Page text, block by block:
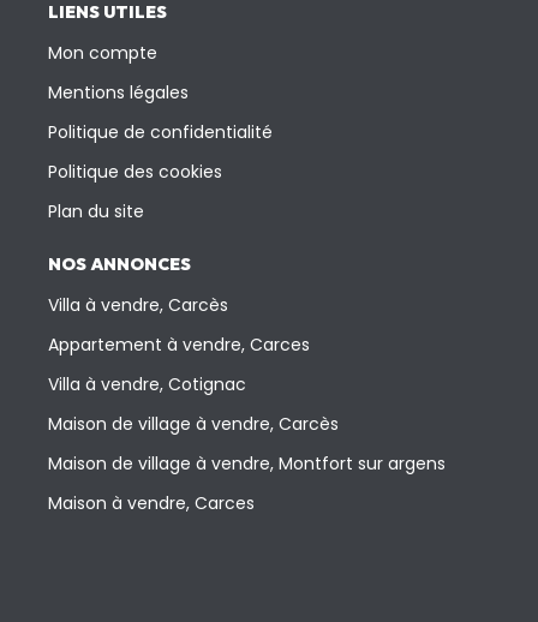
LIENS UTILES
Mon compte
Mentions légales
Politique de confidentialité
Politique des cookies
Plan du site
NOS ANNONCES
Villa à vendre, Carcès
Appartement à vendre, Carces
Villa à vendre, Cotignac
Maison de village à vendre, Carcès
Maison de village à vendre, Montfort sur argens
Maison à vendre, Carces